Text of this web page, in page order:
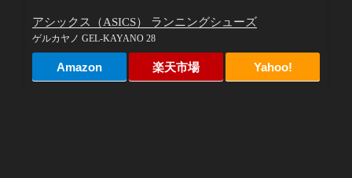
アシックス（ASICS） ランニングシューズ
ゲルカヤノ GEL-KAYANO 28
Amazon 楽天市場 Yahoo!